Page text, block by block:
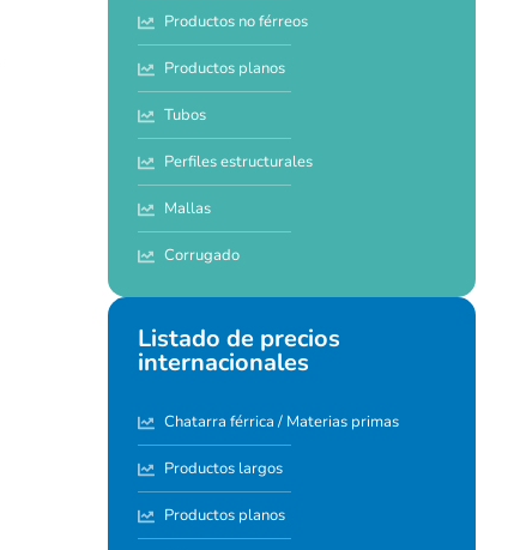
Productos no férreos
Productos planos
Tubos
Perfiles estructurales
Mallas
Corrugado
Listado de precios
internacionales
Chatarra férrica / Materias primas
Productos largos
Productos planos